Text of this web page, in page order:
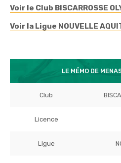
Voir le Club BISCARROSSE
Voir la Ligue NOUVELLE
LE MÉMO DE
Club
Licence
Ligue